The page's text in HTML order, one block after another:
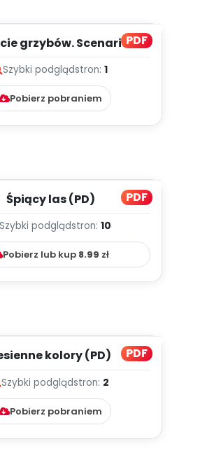
PDF
grzybów. Scenariusz
Szybki podglądstron: 1
Pobierz pobraniem
PDF
Śpiący las (PD)
Szybki podglądstron: 10
Pobierz lub kup 8.99 zł
PDF
kolory (PD)
Szybki podglądstron: 2
Pobierz pobraniem